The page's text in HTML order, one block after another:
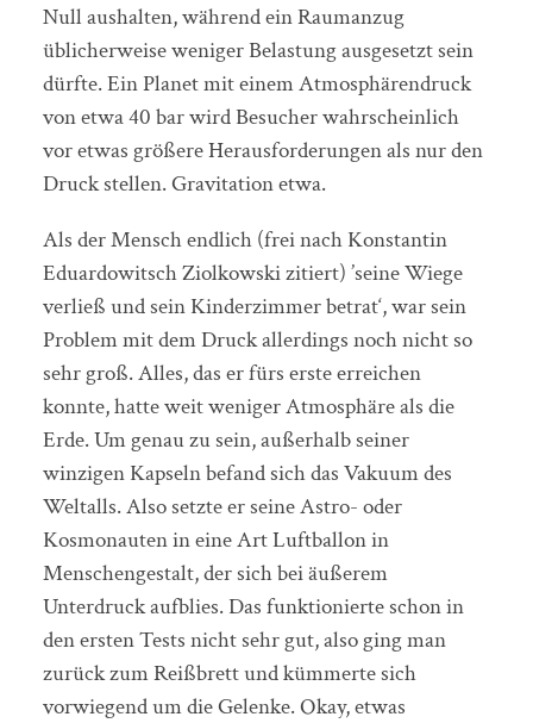
Null aushalten, während ein Raumanzug
üblicherweise weniger Belastung ausgesetzt sein
dürfte. Ein Planet mit einem Atmosphärendruck
von etwa 40 bar wird Besucher wahrscheinlich
vor etwas größere Herausforderungen als nur den
Druck stellen. Gravitation etwa.
Als der Mensch endlich (frei nach Konstantin
Eduardowitsch Ziolkowski zitiert) ’seine Wiege
verließ und sein Kinderzimmer betrat‘, war sein
Problem mit dem Druck allerdings noch nicht so
sehr groß. Alles, das er fürs erste erreichen
konnte, hatte weit weniger Atmosphäre als die
Erde. Um genau zu sein, außerhalb seiner
winzigen Kapseln befand sich das Vakuum des
Weltalls. Also setzte er seine Astro- oder
Kosmonauten in eine Art Luftballon in
Menschengestalt, der sich bei äußerem
Unterdruck aufblies. Das funktionierte schon in
den ersten Tests nicht sehr gut, also ging man
zurück zum Reißbrett und kümmerte sich
vorwiegend um die Gelenke. Okay, etwas